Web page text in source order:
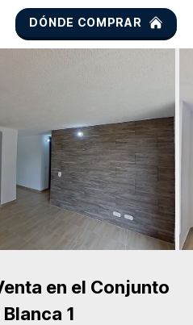
DÓNDE COMPRAR
en el Conjunto
1